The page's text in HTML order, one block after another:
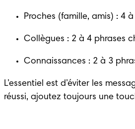
Proches (famille, amis) : 4
Collègues : 2 à 4 phrases
Connaissances : 2 à 3
L’essentiel est d’éviter les
réussi, ajoutez toujours une